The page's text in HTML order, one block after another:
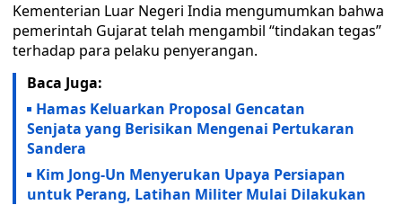
Kementerian Luar Negeri India mengumumkan bahwa
pemerintah Gujarat telah mengambil “tindakan tegas”
terhadap para pelaku penyerangan.
Baca Juga:
Hamas Keluarkan Proposal Gencatan
Senjata yang Berisikan Mengenai Pertukaran
Sandera
Kim Jong-Un Menyerukan Upaya Persiapan
untuk Perang, Latihan Militer Mulai Dilakukan